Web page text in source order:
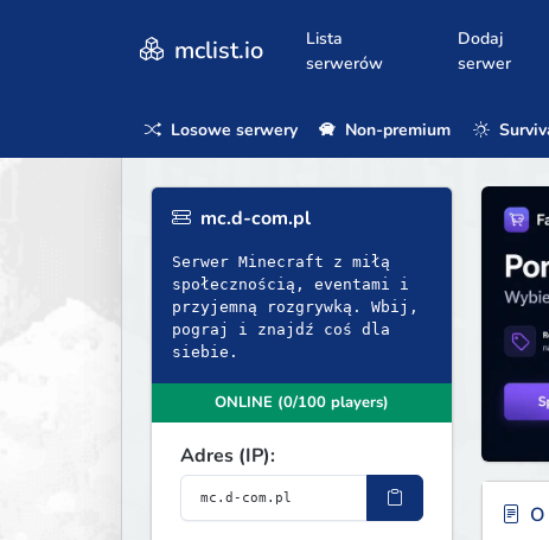
mclist.io
Lista
serwerów
Dodaj
serwer
Losowe serwery Non-premium
mc.d-com.pl
Serwer Minecraft z miłą
społecznością, eventami i
przyjemną rozgrywką. Wbij,
pograj i znajdź coś dla
siebie.
ONLINE (0/100 players)
Adres (IP):